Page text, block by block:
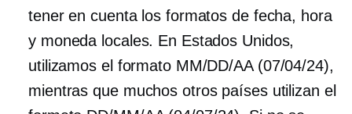
tener en cuenta los formatos de fecha, hora
y moneda locales. En Estados Unidos,
utilizamos el formato MM/DD/AA (07/04/24),
mientras que muchos otros países utilizan el